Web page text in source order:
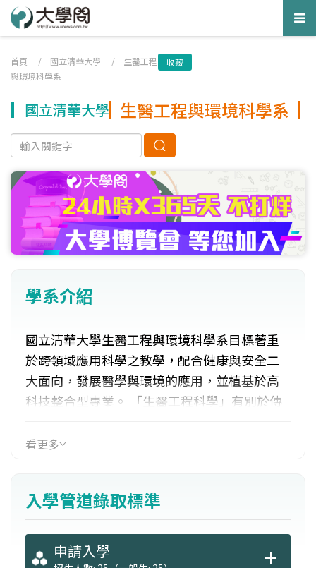
首頁 / 國立清華大學 / 生醫工程
與環境科學系
收藏
國立清華大學 生醫工程與環境科學系
學系介紹
國立清華大學生醫工程與環境科學系目標著重
於跨領域應用科學之教學，配合健康與安全二
大面向，發展醫學與環境的應用，並植基於高
科技整合型專業。 「生醫工程科學」有別於傳
化工、材料、機械、電機等技術，利用原子、
量及跨領域的分子層級技術，來研究環境中各
類物質的流佈與反應特性，以符合微觀反應探
求技術之開發應用。
看更多
入學管道錄取標準
申請入學